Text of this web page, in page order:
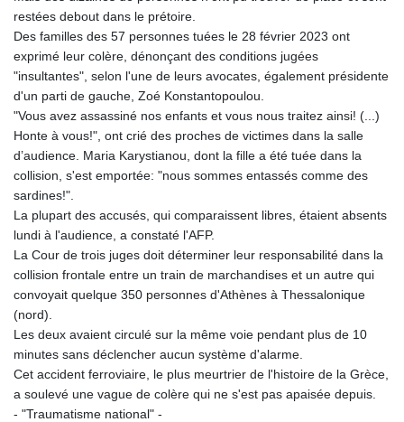
restées debout dans le prétoire.
Des familles des 57 personnes tuées le 28 février 2023 ont
exprimé leur colère, dénonçant des conditions jugées
"insultantes", selon l'une de leurs avocates, également présidente
d'un parti de gauche, Zoé Konstantopoulou.
"Vous avez assassiné nos enfants et vous nous traitez ainsi! (...)
Honte à vous!", ont crié des proches de victimes dans la salle
d’audience. Maria Karystianou, dont la fille a été tuée dans la
collision, s'est emportée: "nous sommes entassés comme des
sardines!".
La plupart des accusés, qui comparaissent libres, étaient absents
lundi à l'audience, a constaté l'AFP.
La Cour de trois juges doit déterminer leur responsabilité dans la
collision frontale entre un train de marchandises et un autre qui
convoyait quelque 350 personnes d'Athènes à Thessalonique
(nord).
Les deux avaient circulé sur la même voie pendant plus de 10
minutes sans déclencher aucun système d'alarme.
Cet accident ferroviaire, le plus meurtrier de l'histoire de la Grèce,
a soulevé une vague de colère qui ne s'est pas apaisée depuis.
- "Traumatisme national" -